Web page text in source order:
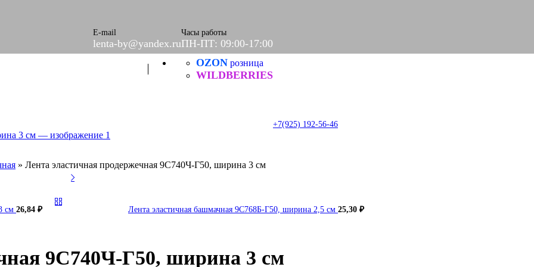
E-mail
lenta-by@yandex.ru
Часы работы
ПН-ПТ: 09:00-17:00
+7(925) 192-56-46
OZON розница
WILDBERRIES
» Лента эластичная продержечная 9С740Ч-Г50, ширина 3 см
см 26,84 ₽ Лента эластичная башмачная 9С768Б-Г50, ширина 2,5 см 25,30 ₽
9С740Ч-Г50, ширина 3 см